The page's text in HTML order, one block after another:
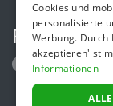
Folge uns
Cookies und
personalisierte
Werbung. Durch
akzeptieren'
Informationen